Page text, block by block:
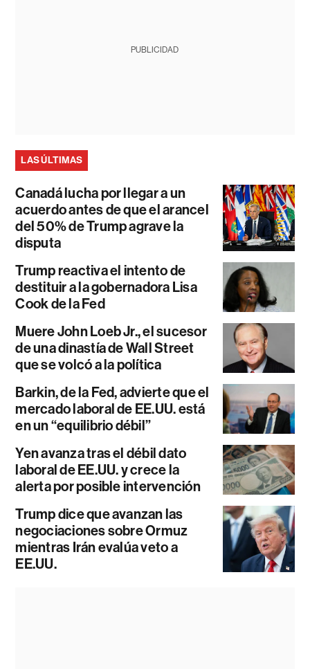
PUBLICIDAD
LAS ÚLTIMAS
Canadá lucha por llegar a un
acuerdo antes de que el arancel
del 50% de Trump agrave la
disputa
Trump reactiva el intento de
destituir a la gobernadora Lisa
Cook de la Fed
Muere John Loeb Jr., el sucesor
de una dinastía de Wall Street
que se volcó a la política
Barkin, de la Fed, advierte que el
mercado laboral de EE.UU. está
en un “equilibrio débil”
Yen avanza tras el débil dato
laboral de EE.UU. y crece la
alerta por posible intervención
Trump dice que avanzan las
negociaciones sobre Ormuz
mientras Irán evalúa veto a
EE.UU.